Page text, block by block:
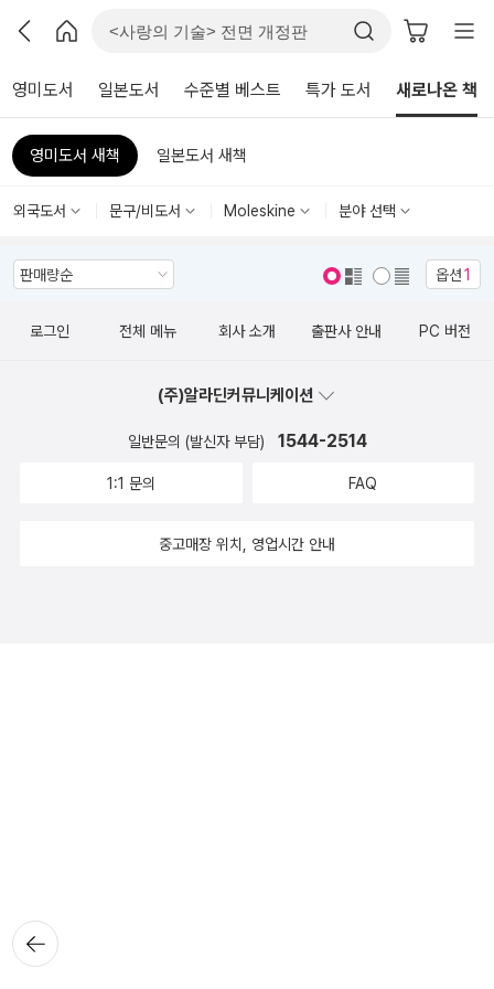
영미도서 일본도서 수준별 베스트 특가 도서 새로나온 책
영미도서 새책 일본도서 새책
외국도서 문구/비도서 Moleskine 분야 선택
옵션1
뒤로가
기
로그인 전체 메뉴 회사 소개 출판사 안내 PC 버전
(주)알라딘커뮤니케이션
일반문의 (발신자 부담) 1544-2514
1:1 문의 FAQ
중고매장 위치, 영업시간 안내